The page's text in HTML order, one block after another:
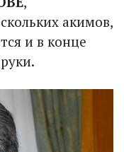
акимов,
и в конце